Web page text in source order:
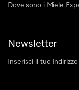
Dove sono i Miele
Newsletter